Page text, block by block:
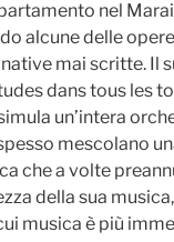
nel
alcune delle
mai scritte. Il
dans tous les
un’intera
mescolano
che a volte
della sua
musica è più